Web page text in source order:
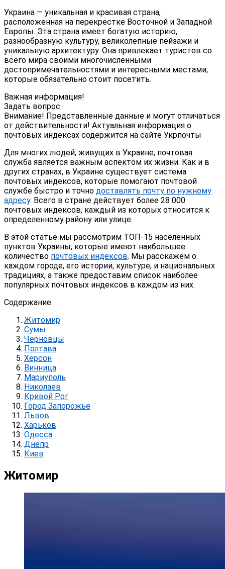
Украина — уникальная и красивая страна,
расположенная на перекрестке Восточной и Западной
Европы. Эта страна имеет богатую историю,
разнообразную культуру, великолепные пейзажи и
уникальную архитектуру. Она привлекает туристов со
всего мира своими многочисленными
достопримечательностями и интересными местами,
которые обязательно стоит посетить.
Важная информация!
Задать вопрос
Внимание! Представленные данные и могут отличаться
от действительности! Актуальная информация о
почтовых индексах содержится на сайте Укрпочты
Для многих людей, живущих в Украине, почтовая
служба является важным аспектом их жизни. Как и в
других странах, в Украине существует система
почтовых индексов, которые помогают почтовой
службе быстро и точно доставлять почту по нужному
адресу. Всего в стране действует более 28 000
почтовых индексов, каждый из которых относится к
определенному району или улице.
В этой статье мы рассмотрим ТОП-15 населенных
пунктов Украины, которые имеют наибольшее
количество почтовых индексов. Мы расскажем о
каждом городе, его истории, культуре, и национальных
традициях, а также предоставим список наиболее
популярных почтовых индексов в каждом из них.
Содержание
Житомир
Сумы
Черновцы
Полтава
Херсон
Винница
Мариуполь
Николаев
Кривой Рог
Город Запорожье
Львов
Харьков
Одесса
Днепр
Киев
Житомир